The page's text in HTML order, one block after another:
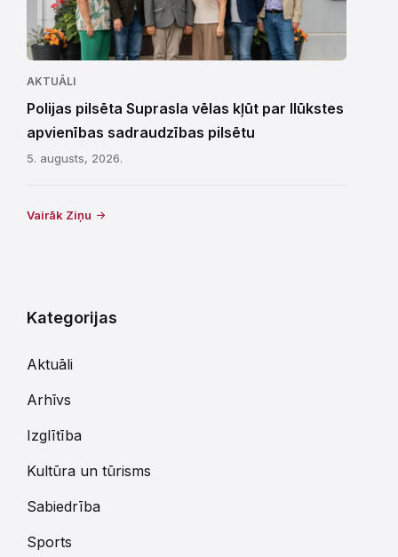
AKTUĀLI
Polijas pilsēta Suprasla vēlas kļūt par Ilūkstes
apvienības sadraudzības pilsētu
5. augusts, 2026.
Vairāk Ziņu
Kategorijas
Aktuāli
Arhīvs
Izglītība
Kultūra un tūrisms
Sabiedrība
Sports